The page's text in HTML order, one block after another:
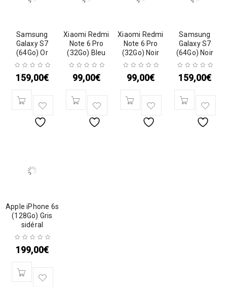
Samsung
Galaxy S7
(64Go) Or
159,00€
Xiaomi Redmi
Note 6 Pro
(32Go) Bleu
99,00€
Xiaomi Redmi
Note 6 Pro
(32Go) Noir
99,00€
Samsung
Galaxy S7
(64Go) Noir
159,00€
Apple iPhone 6s
(128Go) Gris
sidéral
199,00€